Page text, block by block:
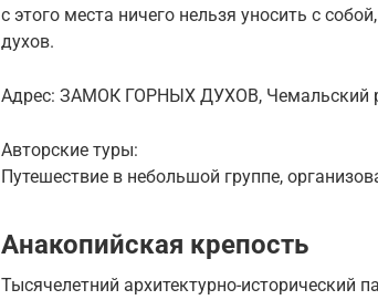
с этого места ничего нельзя уносить с
духов.
Адрес: ЗАМОК ГОРНЫХ ДУХОВ, Чемальский
Авторские туры:
Путешествие в небольшой группе,
Анакопийская крепость
Тысячелетний архитектурно-исторический